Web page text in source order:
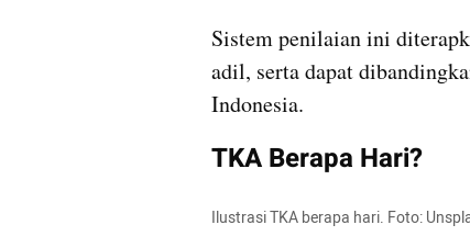
Sistem penilaian ini
adil, serta dapat
Indonesia.
TKA Berapa Hari?
Ilustrasi TKA berapa hari. Foto: